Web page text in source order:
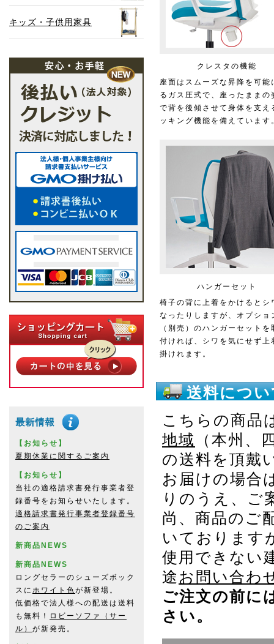
キッズ・子供用家具
【お知らせ】
夏期休業に関するご案内
【お知らせ】
当社の適格請求書発行事業者登
録番号をお知らせいたします。
適格請求書発行事業者登録番号
のご案内
新商品NEWS
新商品NEWS
ロングセラーのシューズボック
スに ホワイト色が新登場。
低価格で法人様への配送は送料
も無料！
ロビーソファ（サー
ル） が新発売。
クレスタの機能
座面はスムーズな昇降を可能
るガス圧式で、座ったままの
で背を後傾させて身体を支え
ッキング機能を備えています
ハンガーセット
椅子の背に上着をかけるとシ
なったりしますが、オプショ
（別売）のハンガーセットを
付ければ、シワを気にせず上
掛けれます。
送料につ
こちらの商品
地域
（本州、
の送料を頂戴
お届けの場合
りのうえ、ご
尚、商品のご
いております
使用できない
途 お問い合わ
ご注文の前に
さい。